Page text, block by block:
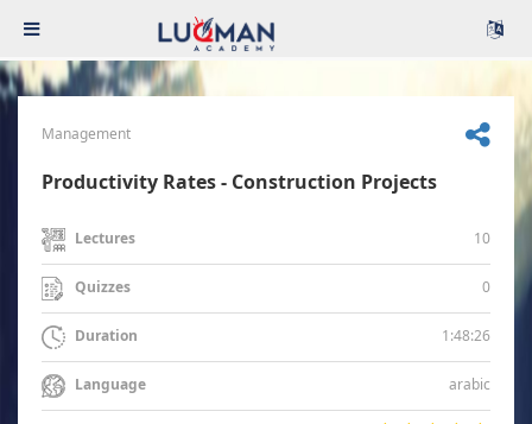
Management
Productivity Rates - Construction Projects
Lectures 10
Quizzes 0
Duration 1:48:26
Language arabic